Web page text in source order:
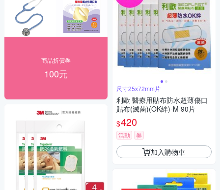
商品折價券
100元
尺寸25x72mm片
利歐 醫療用貼布防水超薄傷口
貼布(滅菌)(OK絆)-M 90片
$420
活動 券
加入購物車